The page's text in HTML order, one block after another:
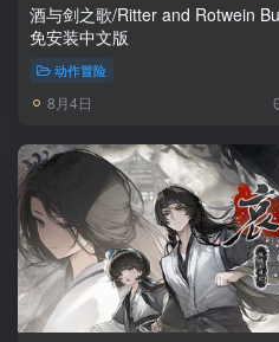
酒与剑之歌/Ritter and Rotwein Build.24436200
免安装中文版
动作冒险
8月4日